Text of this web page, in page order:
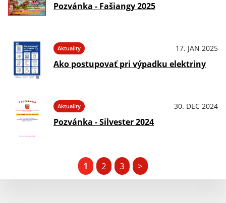
Pozvánka - Fašiangy 2025
Aktuality 17. JAN 2025
Ako postupovať pri výpadku elektriny
Aktuality 30. DEC 2024
Pozvánka - Silvester 2024
1 2 3 >